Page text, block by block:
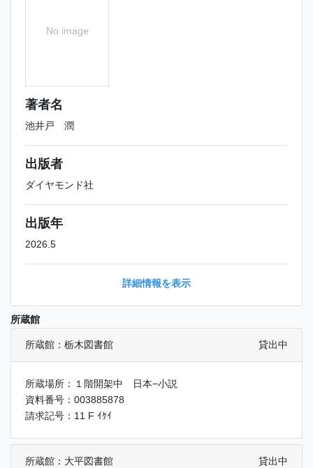
No image
著者名
池井戸 潤
出版者
ダイヤモンド社
出版年
2026.5
詳細情報を表示
所蔵館
所蔵館：栃木図書館 貸出中
所蔵場所：１階開架中 日本−小説
資料番号：003885878
請求記号：11 F ｲｹｲ
所蔵館：大平図書館 貸出中